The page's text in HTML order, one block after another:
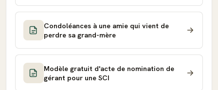
Condoléances à une amie qui vient de
perdre sa grand-mère
Modèle gratuit d'acte de nomination de
gérant pour une SCI